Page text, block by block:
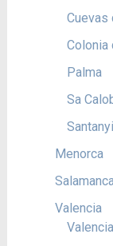
Cuevas
Colonia
Palma
Sa
Santanyi
Menorca
Valencia